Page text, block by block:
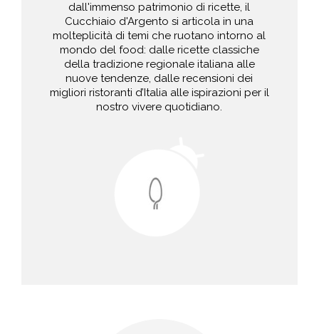
dall'immenso patrimonio di ricette, il
Cucchiaio d'Argento si articola in una
molteplicità di temi che ruotano intorno al
mondo del food: dalle ricette classiche
della tradizione regionale italiana alle
nuove tendenze, dalle recensioni dei
migliori ristoranti d’Italia alle ispirazioni per il
nostro vivere quotidiano.